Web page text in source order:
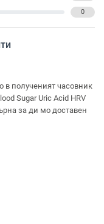
0
в полученият часовник
Sugar Uric Acid HRV
за ди мо доставен